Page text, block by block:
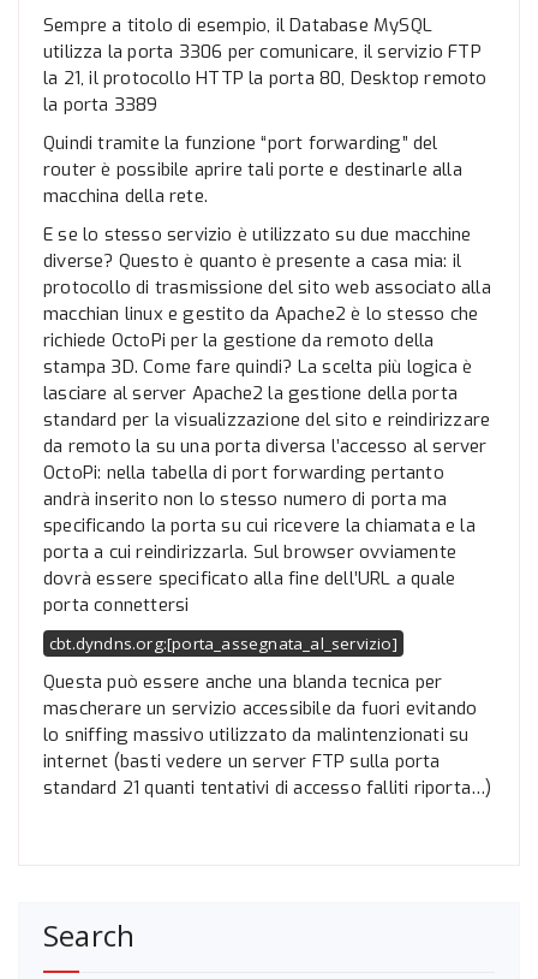
Sempre a titolo di esempio, il Database MySQL
utilizza la porta 3306 per comunicare, il servizio FTP
la 21, il protocollo HTTP la porta 80, Desktop remoto
la porta 3389
Quindi tramite la funzione “port forwarding” del
router è possibile aprire tali porte e destinarle alla
macchina della rete.
E se lo stesso servizio è utilizzato su due macchine
diverse? Questo è quanto è presente a casa mia: il
protocollo di trasmissione del sito web associato alla
macchian linux e gestito da Apache2 è lo stesso che
richiede OctoPi per la gestione da remoto della
stampa 3D. Come fare quindi? La scelta più logica è
lasciare al server Apache2 la gestione della porta
standard per la visualizzazione del sito e reindirizzare
da remoto la su una porta diversa l’accesso al server
OctoPi: nella tabella di port forwarding pertanto
andrà inserito non lo stesso numero di porta ma
specificando la porta su cui ricevere la chiamata e la
porta a cui reindirizzarla. Sul browser ovviamente
dovrà essere specificato alla fine dell’URL a quale
porta connettersi
cbt.dyndns.org:[porta_assegnata_al_servizio]
Questa può essere anche una blanda tecnica per
mascherare un servizio accessibile da fuori evitando
lo sniffing massivo utilizzato da malintenzionati su
internet (basti vedere un server FTP sulla porta
standard 21 quanti tentativi di accesso falliti riporta…)
Search